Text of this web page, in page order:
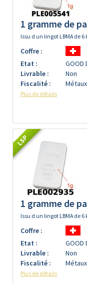
1 gramme de
Issu d un lingot LBMA de 6
Coffre :
Etat :
GOOD
Livrable :
Non
Fiscalité :
Plus de détails
LSP
1 gramme de
Issu d un lingot LBMA de 6
Coffre :
Etat :
GOOD
Livrable :
Non
Fiscalité :
Plus de détails